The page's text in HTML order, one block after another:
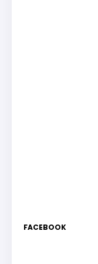
FACEBOOK